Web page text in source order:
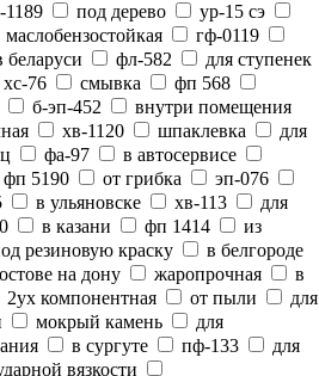
под дерево
ур-15 сэ
маслобензостойкая
гф-0119
беларуси фл-582
для ступенек
хс-76 смывка
фп 568
б-эп-452
внутри помещения
хв-1120 шпаклевка
для
фа-97
в автосервисе
фп 5190 от грибка
эп-076
в ульяновске хв-113
для
в казани фп 1414
из
резиновую краску
в белгороде
на дону жаропрочная
в
2ух компонентная от пыли
для
мокрый камень
для
в сургуте пф-133
для
вязкости